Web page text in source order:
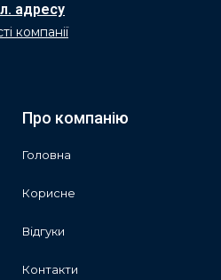
компанії
Про компанію
Головна
Корисне
Відгуки
Контакти